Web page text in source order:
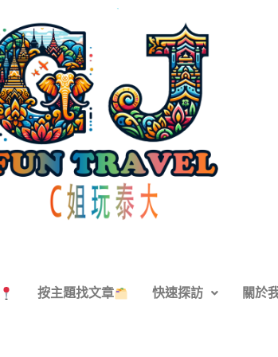
按主題找文章 快速探訪 關於